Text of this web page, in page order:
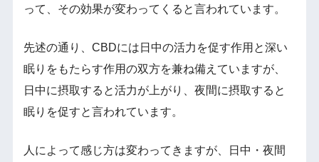
って、その効果が変わってくると言われています。
先述の通り、CBDには日中の活力を促す作用と深い
眠りをもたらす作用の双方を兼ね備えていますが、
日中に摂取すると活力が上がり、夜間に摂取すると
眠りを促すと言われています。
人によって感じ方は変わってきますが、日中・夜間